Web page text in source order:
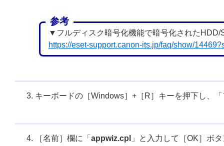
参考
▼フルディスク暗号化機能で暗号化されたHDD/
https://eset-support.canon-its.jp/faq/show/
キーボードの［Windows］+［R］キーを押下し、
［名前］欄に「 appwiz.cpl 」と入力して［OK］ボ